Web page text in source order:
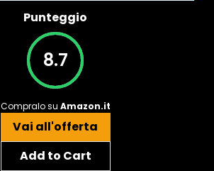
Punteggio
8.7
Compralo su Amazon.it
Vai all'offerta
Add to Cart